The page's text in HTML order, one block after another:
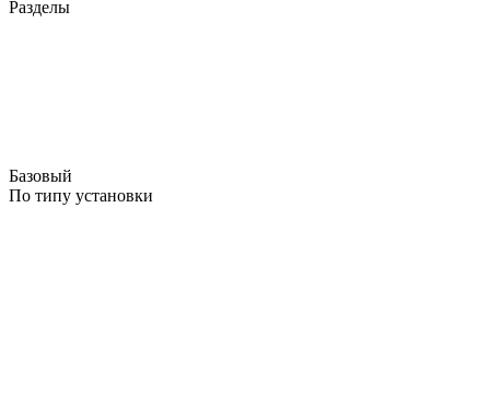
Разделы
Базовый
По типу установки